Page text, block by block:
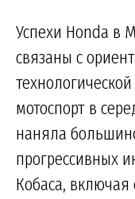
Успехи Honda в
связаны с
мотоспорт в
наняла
прогрессивных
Кобаса,